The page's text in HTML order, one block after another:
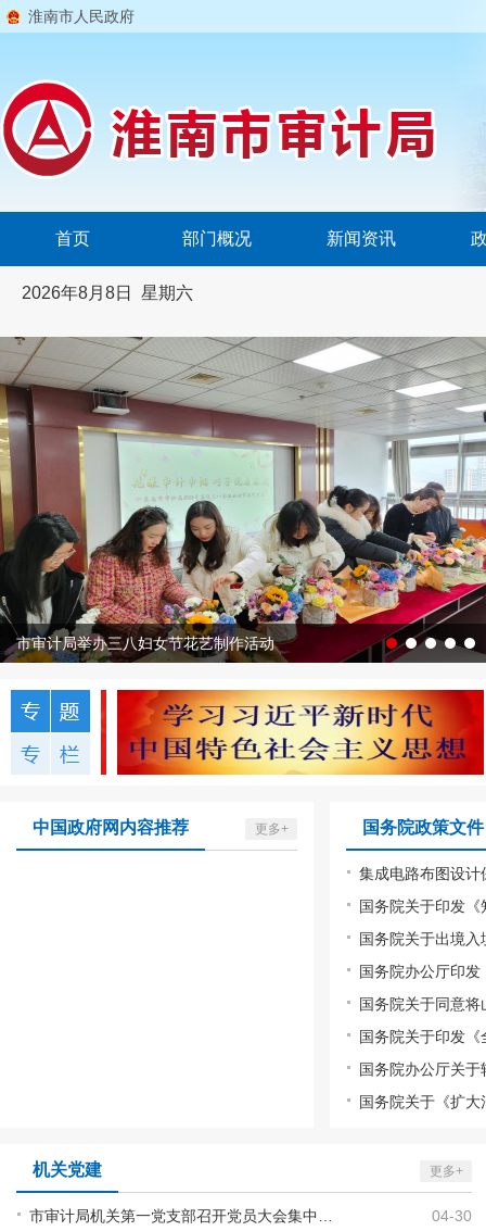
淮南市人民政府
首页 部门概况 新闻资讯
2026年8月8日 星期六
市审计局举办三八妇女节花艺制作活动
中国政府网内容推荐 更多+ 国务院政策文件
集成电路布图设计
机关党建 更多+
04-30